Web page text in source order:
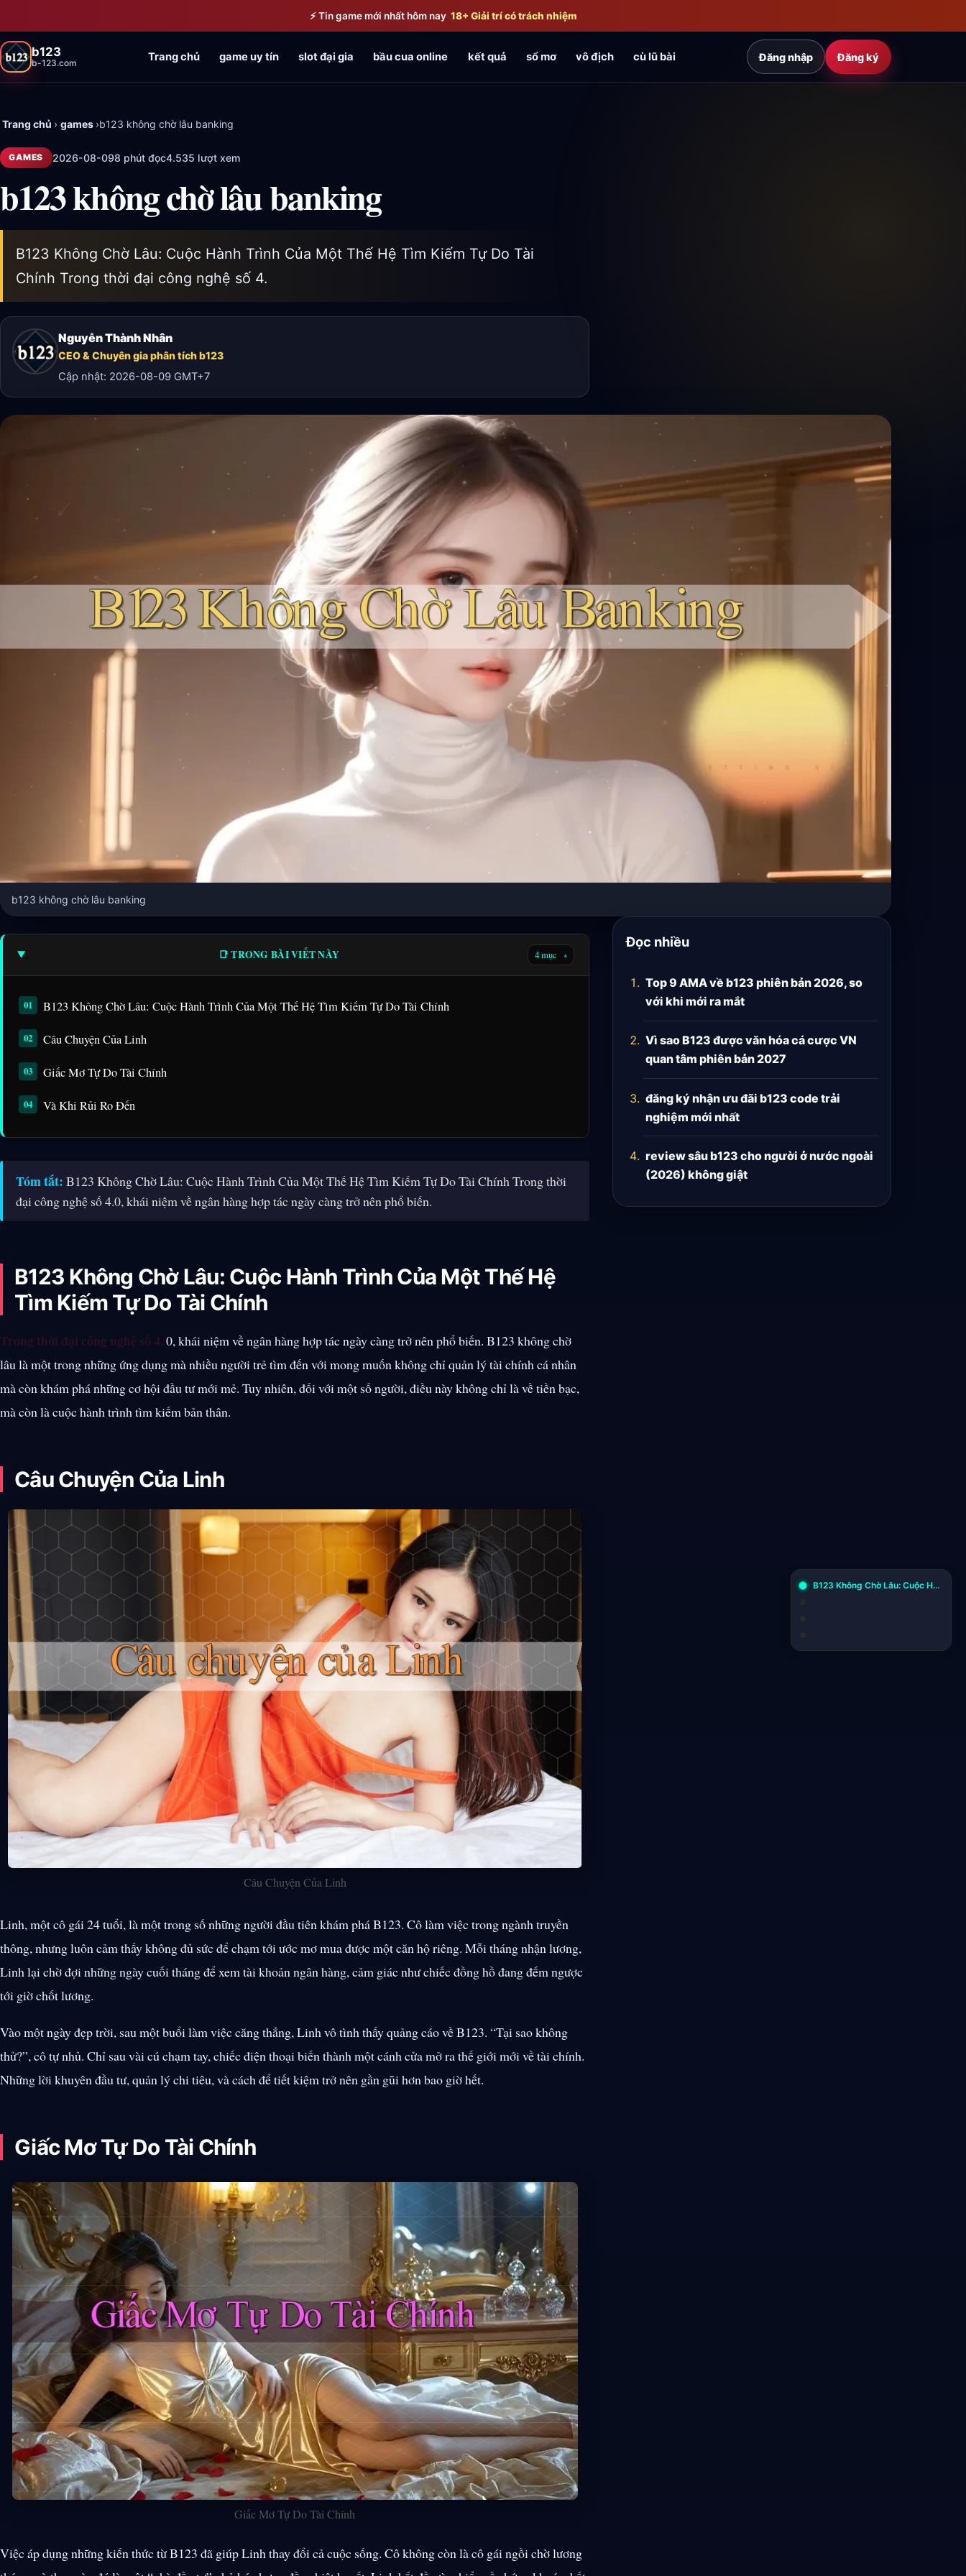
⚡ Tin game mới nhất hôm nay 18+ Giải trí có trách nhiệm
b123
b-123.com Trang chủ game uy tín slot đại gia bầu cua online kết quả sổ mơ vô địch cù lũ bài Đăng nhập Đăng ký
Trang chủ › games ›b123 không chờ lâu banking
GAMES 2026-08-098 phút đọc4.535 lượt xem
b123 không chờ lâu banking
B123 Không Chờ Lâu: Cuộc Hành Trình Của Một Thế Hệ Tìm Kiếm Tự Do Tài
Chính Trong thời đại công nghệ số 4.
Nguyễn Thành Nhân
CEO & Chuyên gia phân tích b123
Cập nhật: 2026-08-09 GMT+7
b123 không chờ lâu banking
📑 TRONG BÀI VIẾT NÀY 4 mục ▾
B123 Không Chờ Lâu: Cuộc Hành Trình Của Một Thế Hệ Tìm Kiếm Tự Do Tài Chính
Câu Chuyện Của Linh
Giấc Mơ Tự Do Tài Chính
Và Khi Rủi Ro Đến
Tóm tắt: B123 Không Chờ Lâu: Cuộc Hành Trình Của Một Thế Hệ Tìm Kiếm Tự Do Tài Chính Trong thời
đại công nghệ số 4.0, khái niệm về ngân hàng hợp tác ngày càng trở nên phổ biến.
B123 Không Chờ Lâu: Cuộc Hành Trình Của Một Thế Hệ
Tìm Kiếm Tự Do Tài Chính
Trong thời đại công nghệ số 4. 0, khái niệm về ngân hàng hợp tác ngày càng trở nên phổ biến. B123 không chờ
lâu là một trong những ứng dụng mà nhiều người trẻ tìm đến với mong muốn không chỉ quản lý tài chính cá nhân
mà còn khám phá những cơ hội đầu tư mới mẻ. Tuy nhiên, đối với một số người, điều này không chỉ là về tiền bạc,
mà còn là cuộc hành trình tìm kiếm bản thân.
Câu Chuyện Của Linh
Câu Chuyện Của Linh
Linh, một cô gái 24 tuổi, là một trong số những người đầu tiên khám phá B123. Cô làm việc trong ngành truyền
thông, nhưng luôn cảm thấy không đủ sức để chạm tới ước mơ mua được một căn hộ riêng. Mỗi tháng nhận lương,
Linh lại chờ đợi những ngày cuối tháng để xem tài khoản ngân hàng, cảm giác như chiếc đồng hồ đang đếm ngược
tới giờ chốt lương.
Vào một ngày đẹp trời, sau một buổi làm việc căng thẳng, Linh vô tình thấy quảng cáo về B123. “Tại sao không
thử?”, cô tự nhủ. Chỉ sau vài cú chạm tay, chiếc điện thoại biến thành một cánh cửa mở ra thế giới mới về tài chính.
Những lời khuyên đầu tư, quản lý chi tiêu, và cách để tiết kiệm trở nên gần gũi hơn bao giờ hết.
Giấc Mơ Tự Do Tài Chính
Giấc Mơ Tự Do Tài Chính
Việc áp dụng những kiến thức từ B123 đã giúp Linh thay đổi cả cuộc sống. Cô không còn là cô gái ngồi chờ lương
Đọc nhiều
Top 9 AMA về b123 phiên bản 2026, so
với khi mới ra mắt
Vì sao B123 được văn hóa cá cược VN
quan tâm phiên bản 2027
đăng ký nhận ưu đãi b123 code trải
nghiệm mới nhất
review sâu b123 cho người ở nước ngoài
(2026) không giật
B123 Không Chờ Lâu: Cuộc Hành Trình Của Một Thế Hệ Tìm Kiếm Tự Do Tài Chính